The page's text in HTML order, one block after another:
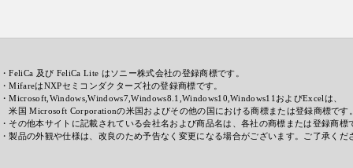
・FeliCa 及び FeliCa Lite はソニー株式会社の登録商標です。
・MifareはNXPセミコンダクターズ社の登録商標です。
・Microsoft,Windows,Windows7,Windows8.1,Windows10,Windows11およびExcelは、
米国 Microsoft Corporationの米国およびその他の国における商標または登録商標です
・その他本サイトに記載されている会社名および商品名は、各社の商標または登録商標
・製品の外観や仕様は、改良のため予告なく変更になる場合がございます。ご了承くだ